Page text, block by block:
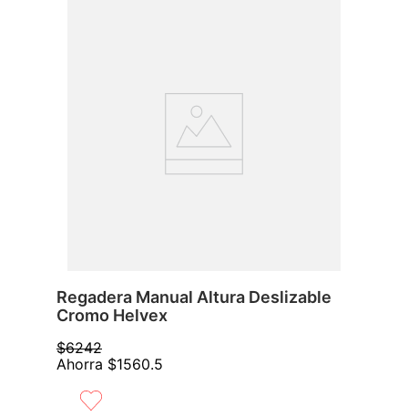
Regadera Manual Altura Deslizable
Cromo Helvex
$6242
Ahorra $1560.5